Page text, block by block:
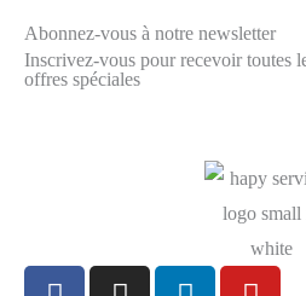
Abonnez-vous à notre newsletter
Inscrivez-vous pour recevoir toutes
offres spéciales